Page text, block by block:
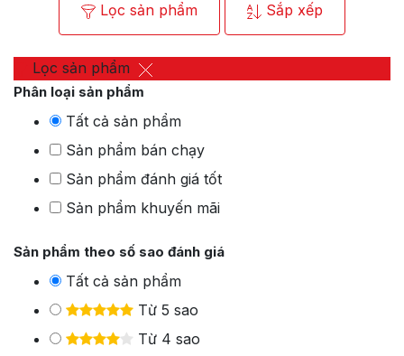
Lọc sản phẩm Sắp xếp
Lọc sản phẩm
Phân loại sản phẩm
Tất cả sản phẩm
Sản phẩm bán chạy
Sản phẩm đánh giá tốt
Sản phẩm khuyến mãi
Sản phẩm theo số sao đánh giá
Tất cả sản phẩm
Từ 5 sao
Từ 4 sao